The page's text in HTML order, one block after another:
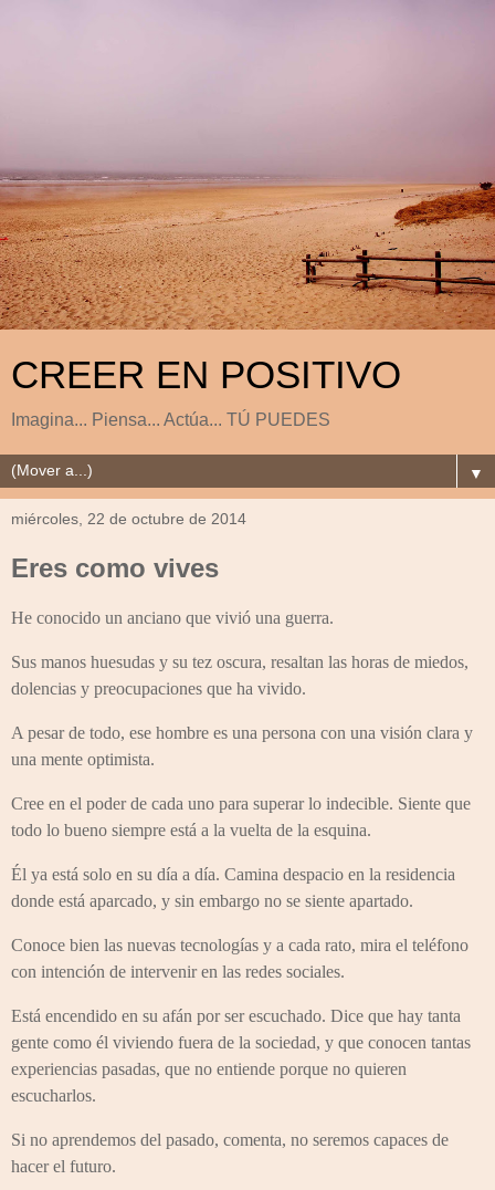
CREER EN POSITIVO
Imagina... Piensa... Actúa... TÚ PUEDES
▼
miércoles, 22 de octubre de 2014
Eres como vives
He conocido un anciano que vivió una guerra.
Sus manos huesudas y su tez oscura, resaltan las horas de miedos,
dolencias y preocupaciones que ha vivido.
A pesar de todo, ese hombre es una persona con una visión clara y
una mente optimista.
Cree en el poder de cada uno para superar lo indecible. Siente que
todo lo bueno siempre está a la vuelta de la esquina.
Él ya está solo en su día a día. Camina despacio en la residencia
donde está aparcado, y sin embargo no se siente apartado.
Conoce bien las nuevas tecnologías y a cada rato, mira el teléfono
con intención de intervenir en las redes sociales.
Está encendido en su afán por ser escuchado. Dice que hay tanta
gente como él viviendo fuera de la sociedad, y que conocen tantas
experiencias pasadas, que no entiende porque no quieren
escucharlos.
Si no aprendemos del pasado, comenta, no seremos capaces de
hacer el futuro.